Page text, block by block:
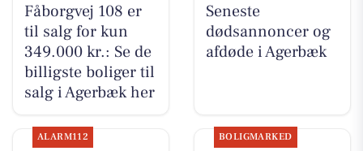
Fåborgvej 108 er
til salg for kun
349.000 kr.: Se de
billigste boliger til
salg i Agerbæk her
Seneste
dødsannoncer og
afdøde i Agerbæk
ALARM112 BOLIGMARKED